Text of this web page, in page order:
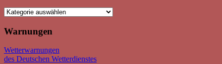
Kategorien
Warnungen
Wetterwarnungen
des Deutschen Wetterdienstes